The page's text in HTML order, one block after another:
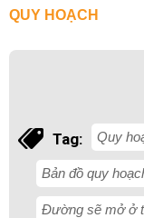
QUY HOẠCH
Tag: Quy
Bản đồ quy
Đường sẽ mở ở